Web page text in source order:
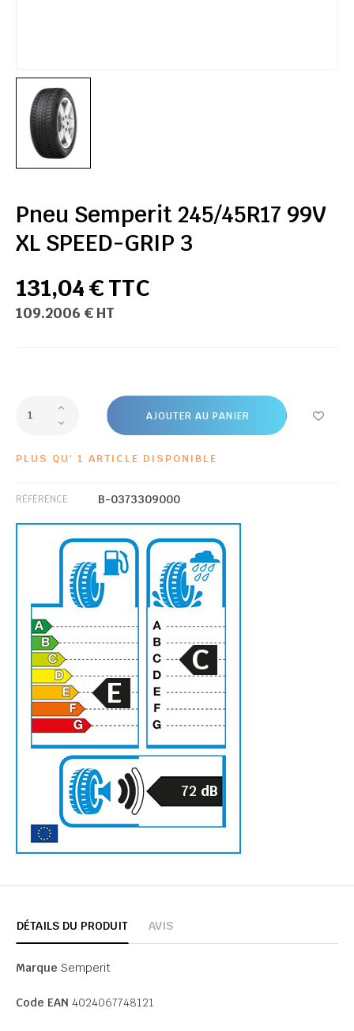
Pneu Semperit 245/45R17 99V
XL SPEED-GRIP 3
131,04 € TTC
109.2006 € HT
AJOUTER AU PANIER
PLUS QU' 1 ARTICLE DISPONIBLE
RÉFÉRENCE B-0373309000
E
C
72 dB
DÉTAILS DU PRODUIT AVIS
Marque Semperit
Code EAN 4024067748121